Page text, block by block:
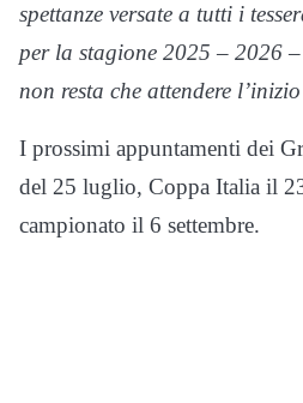
spettanze versate a tutti i
per la stagione 2025 – 2026–
non resta che attendere
I prossimi appuntamenti dei
del 25 luglio, Coppa Italia il
campionato il 6 settembre.